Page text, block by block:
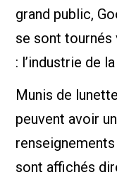
grand public,
se sont tournés
: l’industrie de
Munis de
peuvent avoir
sont affichés